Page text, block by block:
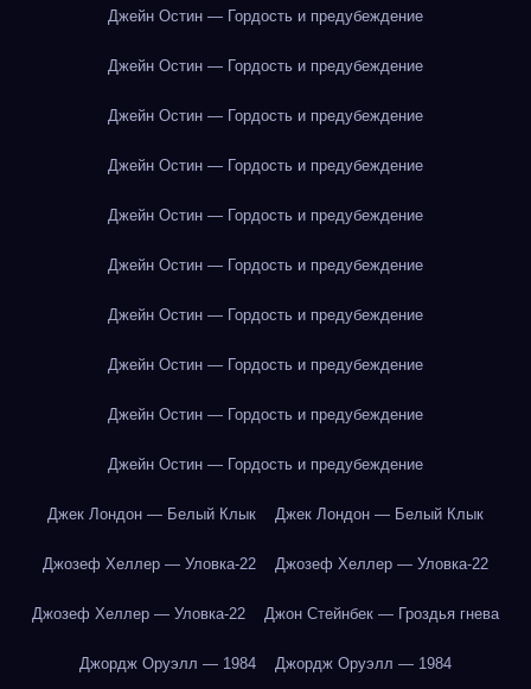
Джейн Остин — Гордость и предубеждение
Джейн Остин — Гордость и предубеждение
Джейн Остин — Гордость и предубеждение
Джейн Остин — Гордость и предубеждение
Джейн Остин — Гордость и предубеждение
Джейн Остин — Гордость и предубеждение
Джейн Остин — Гордость и предубеждение
Джейн Остин — Гордость и предубеждение
Джейн Остин — Гордость и предубеждение
Джейн Остин — Гордость и предубеждение
Джек Лондон — Белый Клык Джек Лондон — Белый Клык
Джозеф Хеллер — Уловка-22 Джозеф Хеллер — Уловка-22
Джозеф Хеллер — Уловка-22 Джон Стейнбек — Гроздья гнева
Джордж Оруэлл — 1984 Джордж Оруэлл — 1984